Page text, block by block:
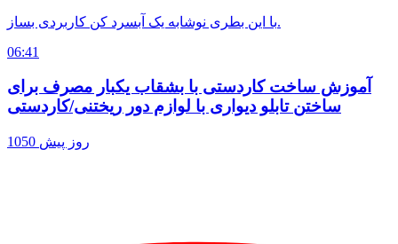
با این بطری نوشابه یک آبسرد کن کاربردی بساز.
06:41
آموزش ساخت کاردستی با بشقاب یکبار مصرف برای
ساختن تابلو دیواری با لوازم دور ریختنی/کاردستی
1050 روز پیش